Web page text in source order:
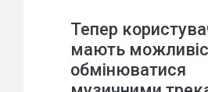
Тепер
мають
обмінюватися